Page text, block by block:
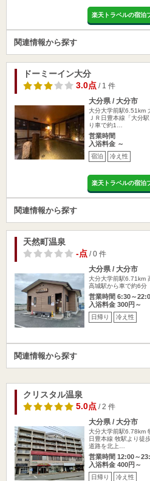
楽天トラベルの宿泊
関連情報から探す
ドーミーイン大分
3.0点/ 1 件
大分県 / 大分市
大分大学前駅6.51km
ＪＲ日豊本線「大分
り車で約1…
営業時間
入浴料金 ～
宿泊 冷え性
楽天トラベルの宿泊
関連情報から探す
天然町温泉
-点/ 0 件
大分県 / 大分市
大分大学前駅6.71km
高城駅から車で約6分
営業時間 6:30～
入浴料金 300円～
日帰り 冷え性
関連情報から探す
クリスタル温泉
5.0点/ 2 件
大分県 / 大分市
大分大学前駅6.78km
日豊本線 牧駅より徒
道路を北上…
営業時間 12:00～
入浴料金 400円～
日帰り 冷え性